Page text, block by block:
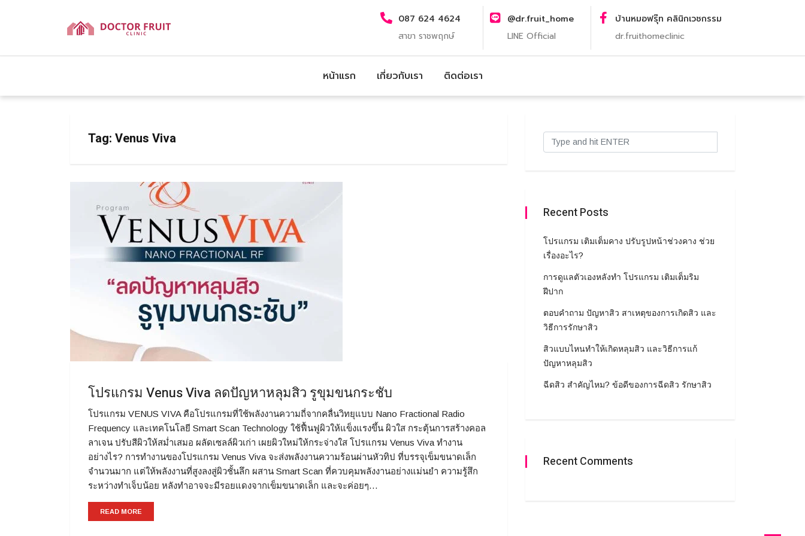
087 624 4624
สาขา ราชพฤกษ์
@dr.fruit_home
LINE Official
บ้านหมอฟรุ๊ท คลินิกเวชกรรม
dr.fruithomeclinic
หน้าแรก เกี่ยวกับเรา ติดต่อเรา
Tag: Venus Viva
โปรแกรม Venus Viva ลดปัญหาหลุมสิว รูขุมขนกระชับ
โปรแกรม VENUS VIVA คือโปรแกรมที่ใช้พลังงานความถี่จากคลื่นวิทยุแบบ Nano Fractional Radio
Frequency และเทคโนโลยี Smart Scan Technology ใช้ฟื้นฟูผิวให้แข็งแรงขึ้น ผิวใส กระตุ้นการสร้างคอล
ลาเจน ปรับสีผิวให้สม่ำเสมอ ผลัดเซลล์ผิวเก่า เผยผิวใหม่ให้กระจ่างใส โปรแกรม Venus Viva ทำงาน
อย่างไร? การทำงานของโปรแกรม Venus Viva จะส่งพลังงานความร้อนผ่านหัวทิป ที่บรรจุเข็มขนาดเล็ก
จำนวนมาก แต่ให้พลังงานที่สูงลงสู่ผิวชั้นลึก ผสาน Smart Scan ที่ควบคุมพลังงานอย่างแม่นยำ ความรู้สึก
ระหว่างทำเจ็บน้อย หลังทำอาจจะมีรอยแดงจากเข็มขนาดเล็ก และจะค่อยๆ…
READ MORE
Recent Posts
โปรแกรม เติมเต็มคาง ปรับรูปหน้าช่วงคาง ช่วย
เรื่องอะไร?
การดูแลตัวเองหลังทำ โปรแกรม เติมเต็มริม
ฝีปาก
ตอบคำถาม ปัญหาสิว สาเหตุของการเกิดสิว และ
วิธีการรักษาสิว
สิวแบบไหนทำให้เกิดหลุมสิว และวิธีการแก้
ปัญหาหลุมสิว
ฉีดสิว สำคัญไหม? ข้อดีของการฉีดสิว รักษาสิว
Recent Comments